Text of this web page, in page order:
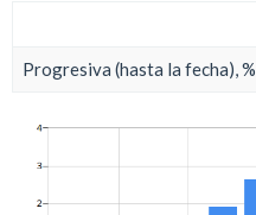
Progresiva (hasta la fecha), %